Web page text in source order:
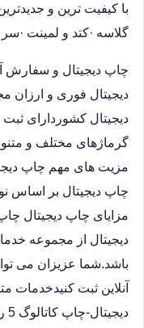
با کیفیت ترین و
گلاسه ·‎کتد و لمینت ·‎سر برگ A4 ·‎پاپ آپ 3*4
چاپ دیجیتال و سفارش
دیجیتال فوری و ارزان
دیجیتال کشوردارای ثبت
گرماژهای مختلف و
مزیت های مهم چاپ
چاپ دیجیتال بر اساس
مزایای چاپ دیجیتال
دیجیتال از مجموعه
باشد.شما عزیزان می
آنلاین ثبت